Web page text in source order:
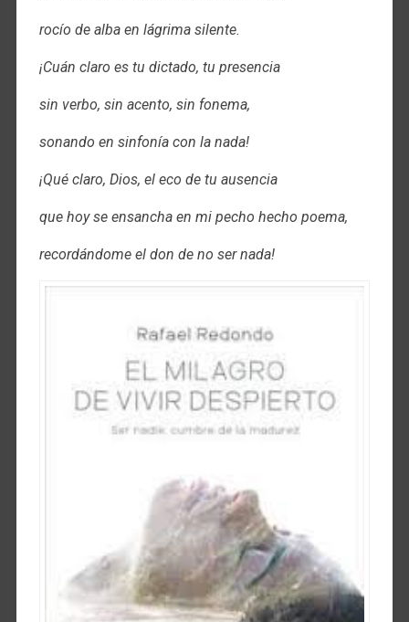
rocío de alba en lágrima silente.
¡Cuán claro es tu dictado, tu presencia
sin verbo, sin acento, sin fonema,
sonando en sinfonía con la nada!
¡Qué claro, Dios, el eco de tu ausencia
que hoy se ensancha en mi pecho hecho poema,
recordándome el don de no ser nada!